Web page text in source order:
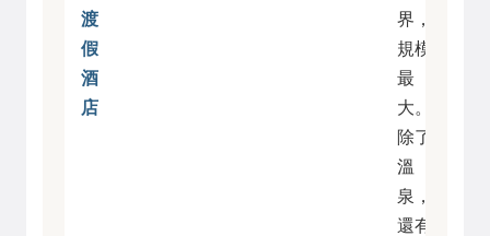
渡
假
酒
店
界，
規模
最
大。
除了
溫
泉，
還有